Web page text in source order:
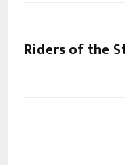
Riders of the